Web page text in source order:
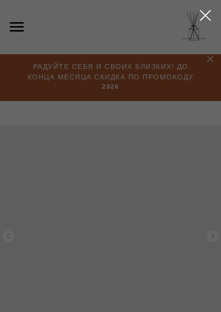
РАДУЙТЕ СЕБЯ И СВОИХ БЛИЗКИХ! ДО
КОНЦА МЕСЯЦА СКИДКА ПО ПРОМОКОДУ
2026